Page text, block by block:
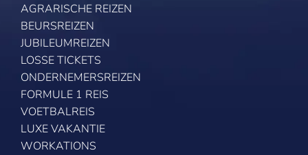
AGRARISCHE REIZEN
BEURSREIZEN
JUBILEUMREIZEN
LOSSE TICKETS
ONDERNEMERSREIZEN
FORMULE 1 REIS
VOETBALREIS
LUXE VAKANTIE
WORKATIONS